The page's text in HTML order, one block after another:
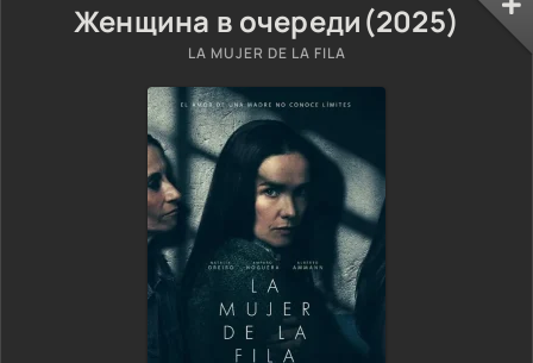
Женщина в очереди(2025)
LA MUJER DE LA FILA